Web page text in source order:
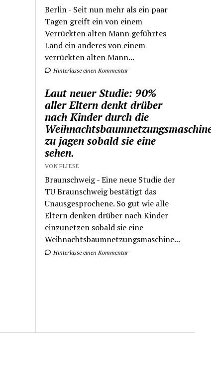
Berlin - Seit nun mehr als ein paar
Tagen greift ein von einem
Verrückten alten Mann geführtes
Land ein anderes von einem
verrückten alten Mann...
Hinterlasse einen Kommentar
Laut neuer Studie: 90%
aller Eltern denkt drüber
nach Kinder durch die
zu jagen sobald sie eine
sehen.
VON FLIESE
Braunschweig - Eine neue Studie der
TU Braunschweig bestätigt das
Unausgesprochene. So gut wie alle
Eltern denken drüber nach Kinder
einzunetzen sobald sie eine
Weihnachtsbaumnetzungsmaschine...
Hinterlasse einen Kommentar